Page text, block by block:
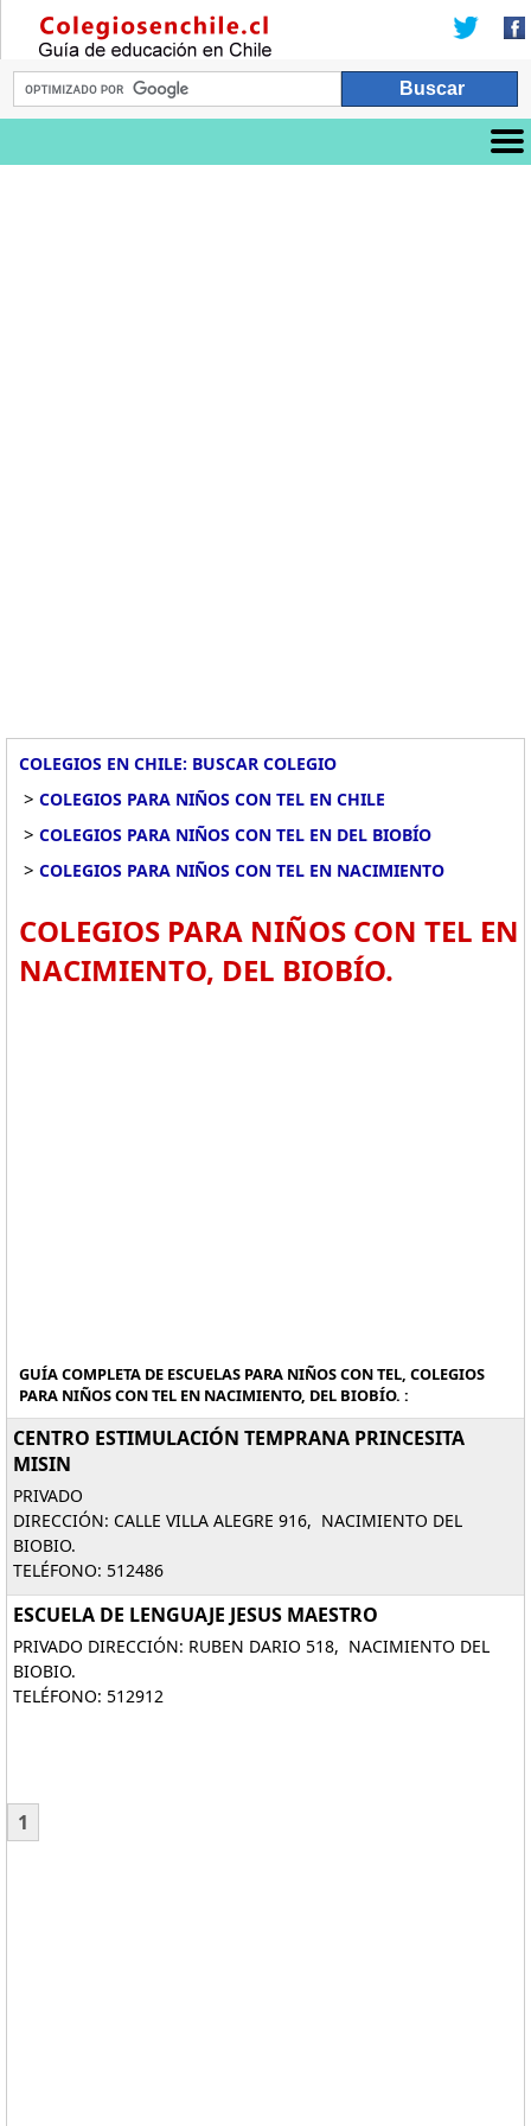
COLEGIOS EN CHILE: BUSCAR COLEGIO
> COLEGIOS PARA NIÑOS CON TEL EN CHILE
> COLEGIOS PARA NIÑOS CON TEL EN DEL BIOBÍO
> COLEGIOS PARA NIÑOS CON TEL EN NACIMIENTO
COLEGIOS PARA NIÑOS CON TEL EN
NACIMIENTO, DEL BIOBÍO.
GUÍA COMPLETA DE ESCUELAS PARA NIÑOS CON TEL, COLEGIOS
PARA NIÑOS CON TEL EN NACIMIENTO, DEL BIOBÍO. :
CENTRO ESTIMULACIÓN TEMPRANA PRINCESITA
MISIN
PRIVADO
DIRECCIÓN: CALLE VILLA ALEGRE 916, NACIMIENTO DEL
BIOBIO.
TELÉFONO: 512486
ESCUELA DE LENGUAJE JESUS MAESTRO
PRIVADO DIRECCIÓN: RUBEN DARIO 518, NACIMIENTO DEL
BIOBIO.
TELÉFONO: 512912
1